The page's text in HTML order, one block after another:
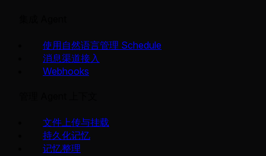
使用自然语言管理 Schedule
消息渠道接入
Webhooks
文件上传与挂载
持久化记忆
记忆整理